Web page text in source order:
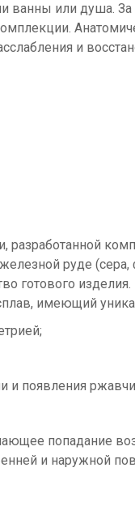
ванны или душа.
и
разработанной
руде
готового
имеющий
и появления
попадание
и наружной